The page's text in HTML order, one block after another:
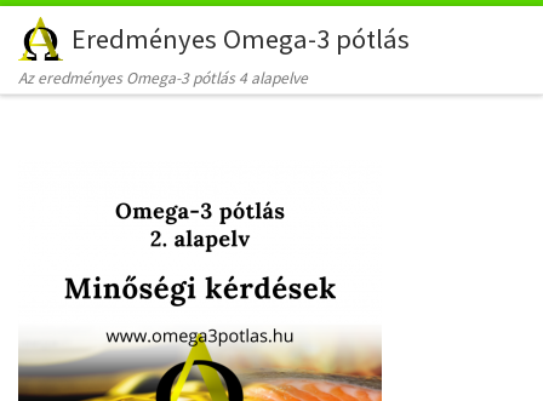
Skip to content
Eredményes Omega-3 pótlás
Az eredményes Omega-3 pótlás 4 alapelve